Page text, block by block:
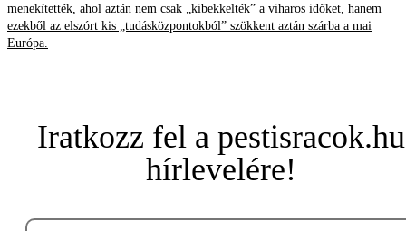
menekítették, ahol aztán nem csak „kibekkelték” a viharos időket, hanem
ezekből az elszórt kis „tudásközpontokból” szökkent aztán szárba a mai
Európa.
Iratkozz fel a pestisracok.hu
hírlevelére!